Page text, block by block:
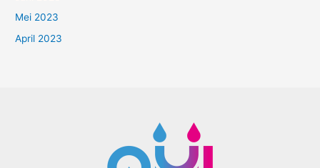
Mei 2023
April 2023